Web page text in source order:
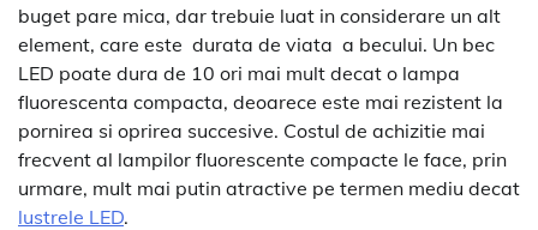
buget pare mica, dar trebuie luat in considerare un alt
element, care este durata de viata a becului. Un bec
LED poate dura de 10 ori mai mult decat o lampa
fluorescenta compacta, deoarece este mai rezistent la
pornirea si oprirea succesive. Costul de achizitie mai
frecvent al lampilor fluorescente compacte le face, prin
urmare, mult mai putin atractive pe termen mediu decat
lustrele LED.